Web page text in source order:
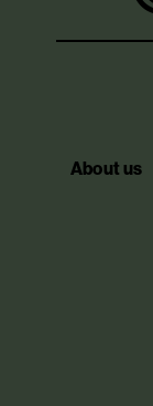
About us